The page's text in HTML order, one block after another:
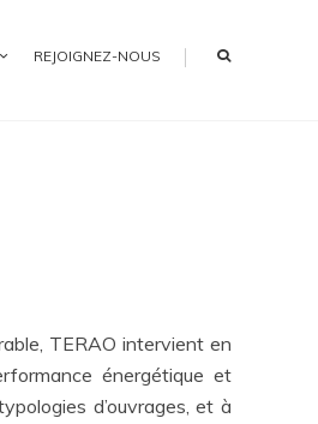
REJOIGNEZ-NOUS |
TERAO intervient en
énergétique et
d’ouvrages, et à